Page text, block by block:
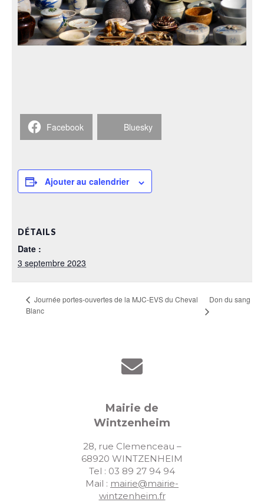
Facebook Bluesky
Ajouter au calendrier
DÉTAILS
Date :
3 septembre 2023
Journée portes-ouvertes de la MJC-EVS du Cheval
Blanc
Don du sang
Mairie de
Wintzenheim
28, rue Clemenceau –
68920 WINTZENHEIM
Tel : 03 89 27 94 94
Mail : mairie@mairie-
wintzenheim.fr